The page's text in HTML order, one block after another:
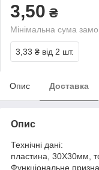
3,50 ₴
Мінімальна сума
3,33 ₴ від 2 шт.
Опис Доставка
Опис
Технічні дані:
пластина, 30Х30мм,
Функціональне